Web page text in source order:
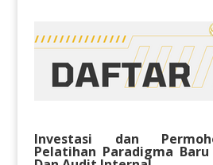
Investasi dan
Pelatihan Paradigma